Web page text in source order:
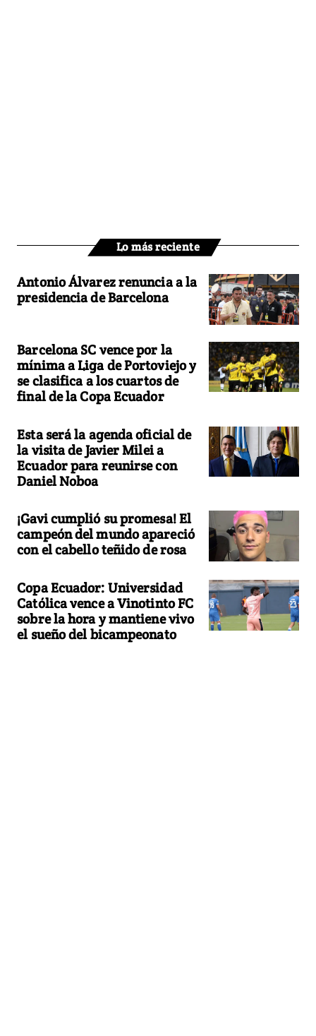
Lo más reciente
Antonio Álvarez renuncia a la
presidencia de Barcelona
Barcelona SC vence por la
mínima a Liga de Portoviejo y
se clasifica a los cuartos de
final de la Copa Ecuador
Esta será la agenda oficial de
la visita de Javier Milei a
Ecuador para reunirse con
Daniel Noboa
¡Gavi cumplió su promesa! El
campeón del mundo apareció
con el cabello teñido de rosa
Copa Ecuador: Universidad
Católica vence a Vinotinto FC
sobre la hora y mantiene vivo
el sueño del bicampeonato